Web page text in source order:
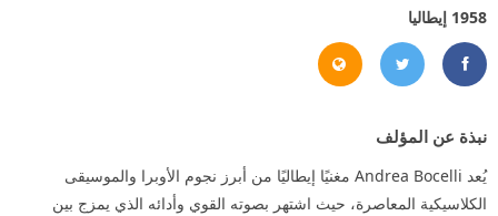
1958 إيطاليا
https://www.facebook.com/andreabocelli
https://x.com/AndreaBocelli
نبذة عن المؤلف
يُعد Andrea Bocelli مغنيًا إيطاليًا من أبرز نجوم الأوبرا والموسيقى
الكلاسيكية المعاصرة، حيث اشتهر بصوته القوي وأدائه الذي يمزج بين